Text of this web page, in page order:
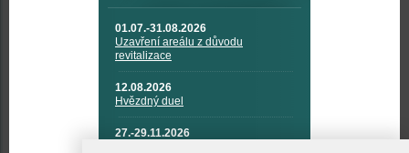
01.07.-31.08.2026
Uzavření areálu z důvodu
revitalizace
12.08.2026
Hvězdný duel
27.-29.11.2026